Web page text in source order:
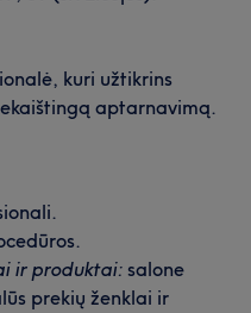
kuri užtikrins
aptarnavimą.
ir produktai: salone
prekių ženklai ir